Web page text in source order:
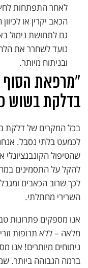
לאחר התפתחות
הכאב יקרין או
גם לתחושת נימול
נועד לשחרר את
ובניתוח מיותר.
“מרפאת
בדלקת בשוש
בכל המקרים של דלקת
לכמעט בלתי נסבל.
שהטיפול הקונבנציונלי
להקל על התסמינים
לכך שרוב הכאבים
השרירי מחתלתי.
אנו מספקים פתרונות
מלאה – ללא תרופות
ניתוחים מיותרים! אנו
ברמה הגבוהה ביותר.